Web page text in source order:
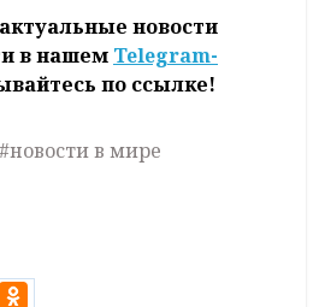
новости
в нашем Telegram-
по ссылке!
#новости в мире